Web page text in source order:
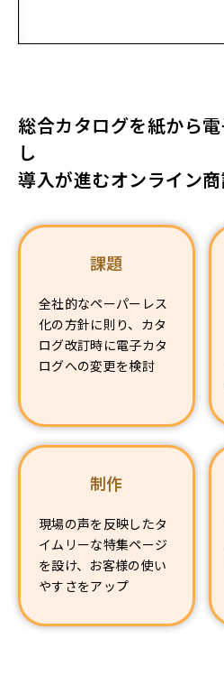
総合カタログを紙から
し
導入が進むオンライン
課題
全社的なペーパーレス
化の方針に則り、カタ
ログ改訂時に電子カタ
ログへの変更を検討
制作
現場の声を反映したタ
イムリーな特集ページ
を設け、お客様の使い
やすさをアップ